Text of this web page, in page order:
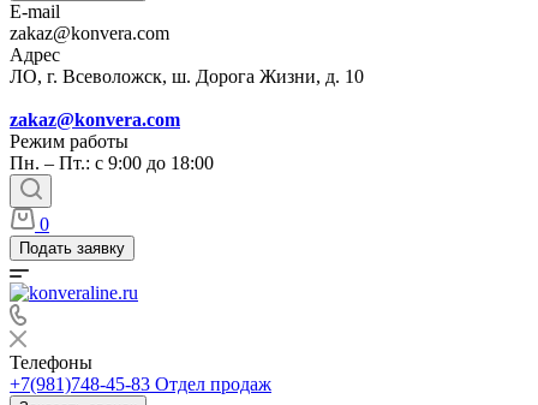
E-mail
zakaz@konvera.com
Адрес
ЛО, г. Всеволожск, ш. Дорога Жизни, д. 10
zakaz@konvera.com
Режим работы
Пн. – Пт.: с 9:00 до 18:00
0
Подать заявку
Телефоны
+7(981)748-45-83 Отдел продаж